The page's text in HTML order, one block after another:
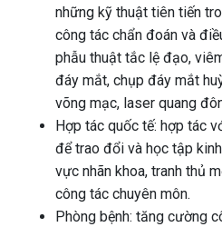
những kỹ thuật tiên tiến
công tác chẩn đoán và
phẫu thuật tắc lệ đạo,
đáy mắt, chụp đáy mắt
võng mạc, laser quang
Hợp tác quốc tế: hợp tác
để trao đổi và học tập
vực nhãn khoa, tranh thủ
công tác chuyên môn.
Phòng bệnh: tăng cường